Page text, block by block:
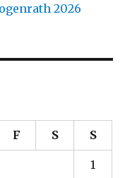
2026
F S S
1